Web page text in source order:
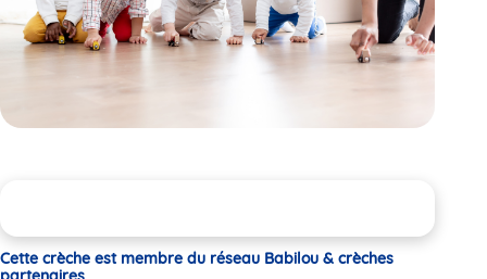
Cette crèche est membre du réseau Babilou & crèches